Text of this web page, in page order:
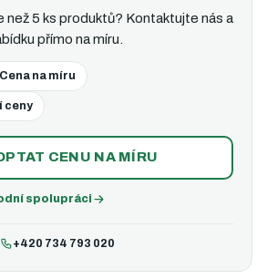
než 5 ks produktů? Kontaktujte nás a
přímo na míru.
Cena na míru
ceny
CENU NA MÍRU
spolupráci
+420 734 793 020